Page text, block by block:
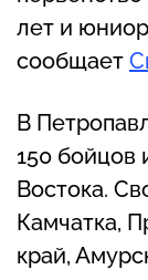
лет и
сообщает
В
150 бойцов
Востока.
Камчатка,
край,